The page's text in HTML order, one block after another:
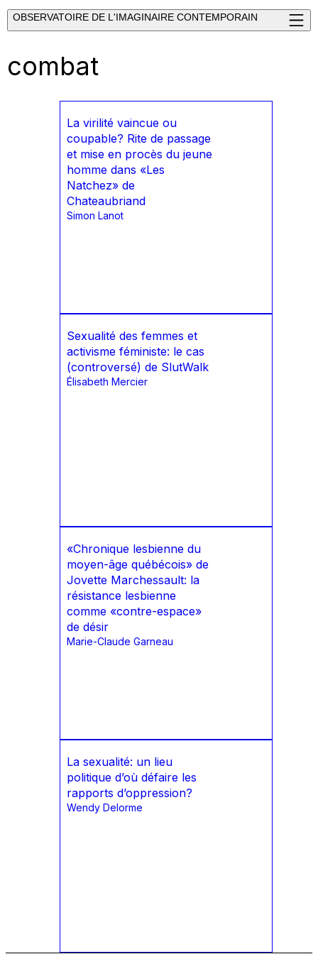
OBSERVATOIRE DE L'IMAGINAIRE CONTEMPORAIN
combat
La virilité vaincue ou
coupable? Rite de passage
et mise en procès du jeune
homme dans «Les
Natchez» de
Chateaubriand
Simon Lanot
Sexualité des femmes et
activisme féministe: le cas
(controversé) de SlutWalk
Élisabeth Mercier
«Chronique lesbienne du
moyen-âge québécois» de
Jovette Marchessault: la
résistance lesbienne
comme «contre-espace»
de désir
Marie-Claude Garneau
La sexualité: un lieu
politique d’où défaire les
rapports d’oppression?
Wendy Delorme